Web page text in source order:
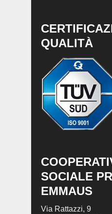
QUALITÀ
SOCIALE
EMMAUS
Via Rattazzi, 9